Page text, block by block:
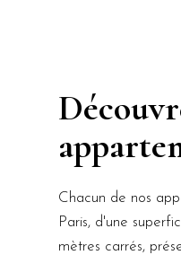
Chacun de nos
Paris, d'une
mètres carrés,